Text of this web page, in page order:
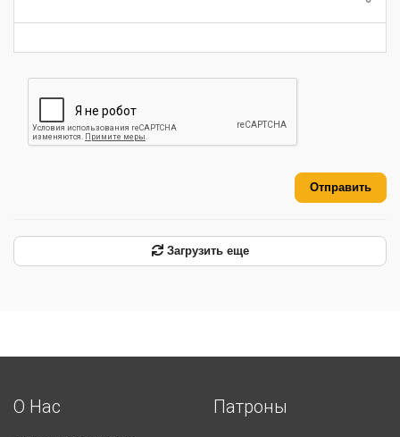
Отправить
Загрузить еще
О Нас Патроны